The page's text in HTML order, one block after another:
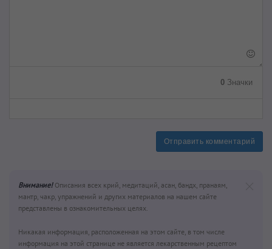
0 Значки
Отправить комментарий
Внимание!Описания всех крий, медитаций, асан, бандх, пранаям,
мантр, чакр, упражнений и других материалов на нашем сайте
представлены в ознакомительных целях.
Никакая информация, расположенная на этом сайте, в том числе
информация на этой странице не является лекарственным рецептом